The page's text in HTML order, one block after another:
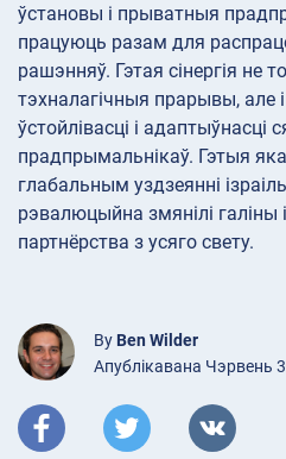
ўстановы і прыватныя
працуюць разам для
рашэнняў. Гэтая сінергія не
тэхналагічныя прарывы, але
ўстойлівасці і адаптыўнасці
прадпрымальнікаў. Гэтыя
глабальным уздзеянні
рэвалюцыйна змянілі галіны
партнёрства з усяго свету.
By Ben Wilder
Апублікавана Чэрвень